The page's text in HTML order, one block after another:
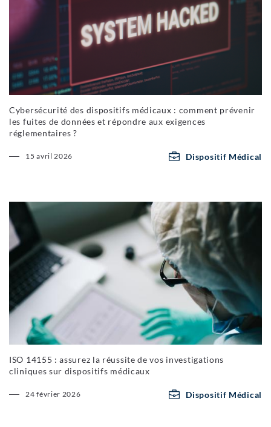
Cybersécurité des dispositifs médicaux : comment prévenir
les fuites de données et répondre aux exigences
réglementaires ?
15 avril 2026 Dispositif Médical
ISO 14155 : assurez la réussite de vos investigations
cliniques sur dispositifs médicaux
24 février 2026 Dispositif Médical